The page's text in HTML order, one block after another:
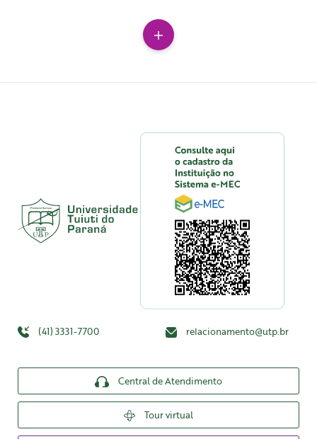
(41) 3331-7700 relacionamento@utp.br
Central de Atendimento
Tour virtual